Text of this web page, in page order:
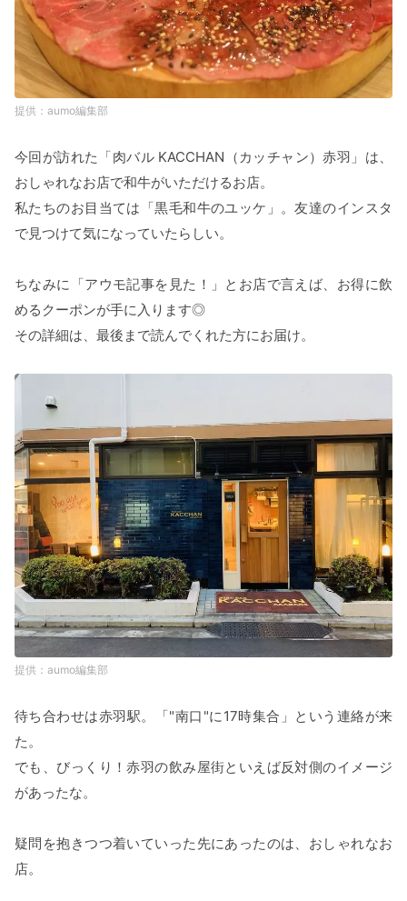
aumo編集部
今回が訪れた「肉バル KACCHAN（カッチャン）赤羽」は、
おしゃれなお店で和牛がいただけるお店。
私たちのお目当ては「黒毛和牛のユッケ」。友達のインスタ
で見つけて気になっていたらしい。
ちなみに「アウモ記事を見た！」とお店で言えば、お得に飲
めるクーポンが手に入ります◎
その詳細は、最後まで読んでくれた方にお届け。
aumo編集部
待ち合わせは赤羽駅。「"南口"に17時集合」という連絡が来
た。
でも、びっくり！赤羽の飲み屋街といえば反対側のイメージ
があったな。
疑問を抱きつつ着いていった先にあったのは、おしゃれなお
店。